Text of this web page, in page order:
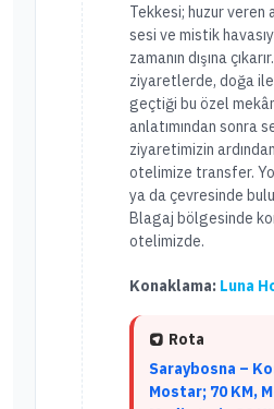
Tekkesi; huzur veren
sesi ve mistik
zamanın dışına
ziyaretlerde, doğa ile
geçtiği bu özel
anlatımından sonra
ziyaretimizin
otelimize transfer.
ya da çevresinde
Blagaj bölgesinde
otelimizde.
Konaklama: Luna
Rota
Saraybosna –
Mostar; 70 KM,